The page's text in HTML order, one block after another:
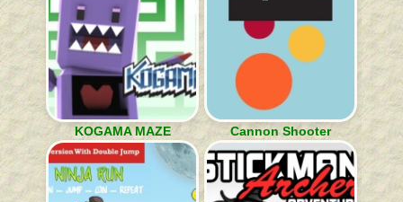
KOGAMA MAZE Cannon Shooter